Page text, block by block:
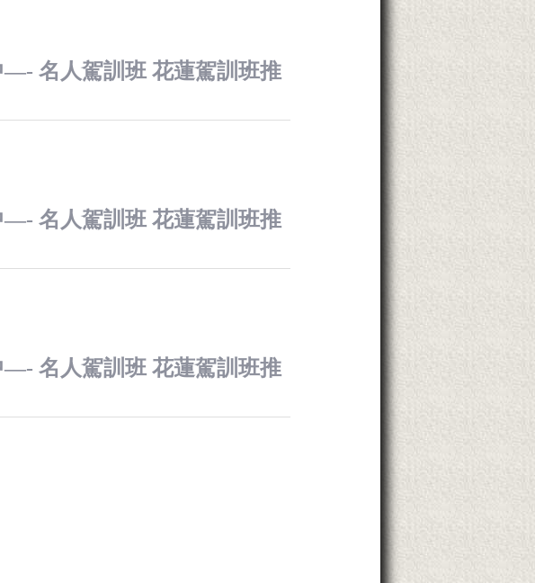
—- 名人駕訓班 花蓮駕訓班推
—- 名人駕訓班 花蓮駕訓班推
—- 名人駕訓班 花蓮駕訓班推